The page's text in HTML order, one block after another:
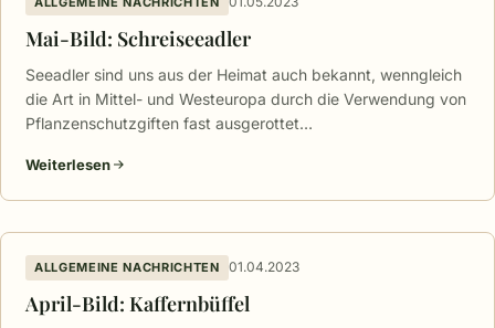
Mai-Bild: Schreiseeadler
Seeadler sind uns aus der Heimat auch bekannt, wenngleich
die Art in Mittel- und Westeuropa durch die Verwendung von
Pflanzenschutzgiften fast ausgerottet…
Weiterlesen
ALLGEMEINE NACHRICHTEN 01.04.2023
April-Bild: Kaffernbüffel